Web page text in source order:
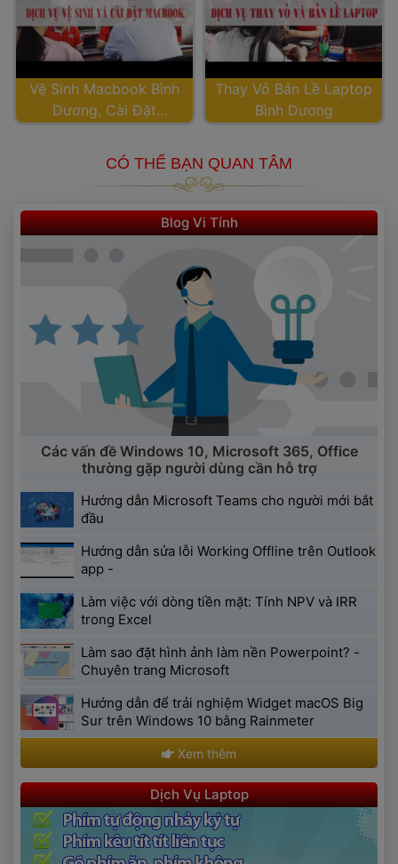
Vệ Sinh Macbook Bình
Dương, Cài Đặt
Thay Vỏ Bản Lề Laptop
Bình Dương
CÓ THỂ BẠN QUAN TÂM
Blog Vi Tính
Các vấn đề Windows 10, Microsoft 365, Office
thường gặp người dùng cần hỗ trợ
Hướng dẫn Microsoft Teams cho người mới bắt
đầu
Hướng dẫn sửa lỗi Working Offline trên Outlook
app -
Làm việc với dòng tiền mặt: Tính NPV và IRR
trong Excel
Làm sao đặt hình ảnh làm nền Powerpoint? -
Chuyên trang Microsoft
Hướng dẫn để trải nghiệm Widget macOS Big
Sur trên Windows 10 bằng Rainmeter
Xem thêm
Dịch Vụ Laptop